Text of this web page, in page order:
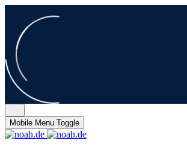
Mobile Menu Toggle